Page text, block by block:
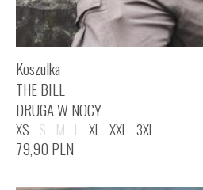
Koszulka
THE BILL
DRUGA W NOCY
XS S M L XL XXL 3XL
79,90 PLN